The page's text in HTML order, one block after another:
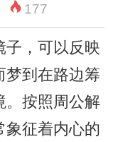
177
子，可以反映
梦到在路边筹
。按照周公解
象征着内心的